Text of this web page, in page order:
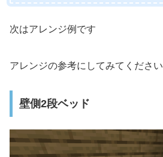
次はアレンジ例です
アレンジの参考にしてみてください
壁側2段ベッド